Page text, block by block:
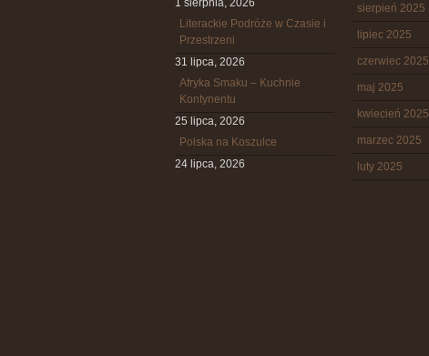
1 sierpnia, 2026
Literackie Podróże w Czasie i
Przestrzeni
31 lipca, 2026
Afryka Smaku – Kuchnie
Kontynentu
25 lipca, 2026
Polska na Koszulce
24 lipca, 2026
sierpień 2025
lipiec 2025
czerwiec 2025
maj 2025
kwiecień 2025
marzec 2025
luty 2025